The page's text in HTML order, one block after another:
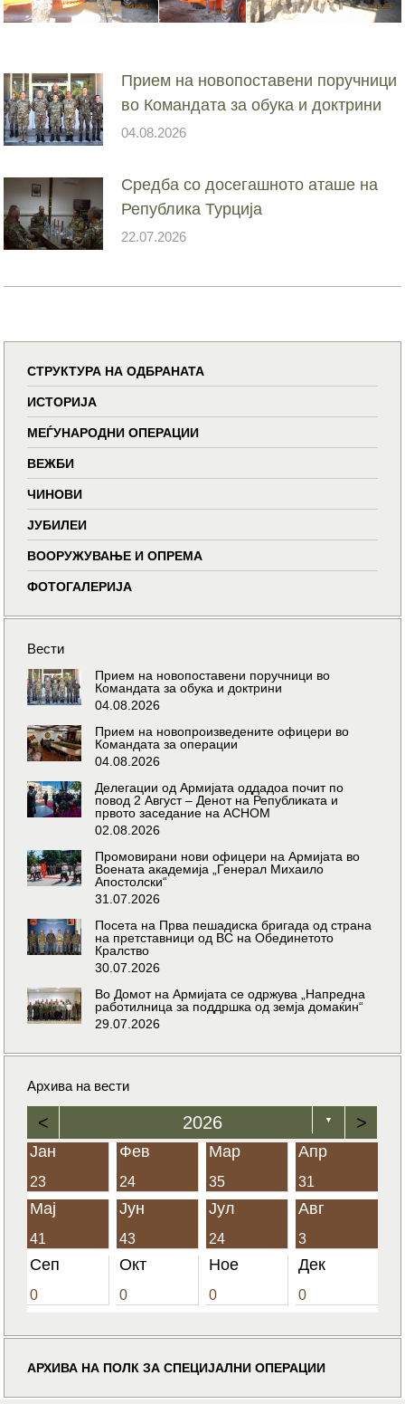
Прием на новопоставени поручници
во Командата за обука и доктрини
04.08.2026
Средба со досегашното аташе на
Република Турција
22.07.2026
СТРУКТУРА НА ОДБРАНАТА
ИСТОРИЈА
МЕЃУНАРОДНИ ОПЕРАЦИИ
ВЕЖБИ
ЧИНОВИ
ЈУБИЛЕИ
ВООРУЖУВАЊЕ И ОПРЕМА
ФОТОГАЛЕРИЈА
Вести
Прием на новопоставени поручници во
Командата за обука и доктрини
04.08.2026
Прием на новопроизведените офицери во
Командата за операции
04.08.2026
Делегации од Армијата оддадоа почит по
повод 2 Август – Денот на Републиката и
првото заседание на АСНОМ
02.08.2026
Промовирани нови офицери на Армијата во
Воената академија „Генерал Михаило
Апостолски“
31.07.2026
Посета на Прва пешадиска бригада од страна
на претставници од ВС на Обединетото
Кралство
30.07.2026
Во Домот на Армијата се одржува „Напредна
работилница за поддршка од земја домаќин“
29.07.2026
Архива на вести
< 2026 ▼ >
Јан
23
Фев
24
Мар
35
Апр
31
Мај
41
Јун
43
Јул
24
Авг
3
Сеп
0
Окт
0
Ное
0
Дек
0
АРХИВА НА ПОЛК ЗА СПЕЦИЈАЛНИ ОПЕРАЦИИ